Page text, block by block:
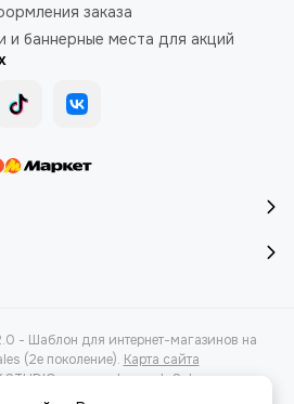
заказа
и баннерные места для акций
- Шаблон для интернет-магазинов на
(2е поколение). Карта сайта
для платформы InSales